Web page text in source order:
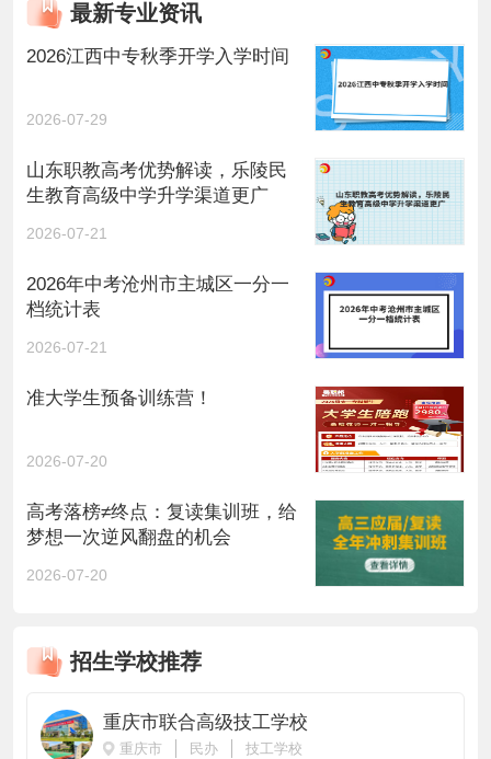
最新专业资讯
2026江西中专秋季开学入学时间
2026-07-29
山东职教高考优势解读，乐陵民
生教育高级中学升学渠道更广
2026-07-21
2026年中考沧州市主城区一分一
档统计表
2026-07-21
准大学生预备训练营！
2026-07-20
高考落榜≠终点：复读集训班，给
梦想一次逆风翻盘的机会
2026-07-20
招生学校推荐
重庆市联合高级技工学校
重庆市 民办 技工学校